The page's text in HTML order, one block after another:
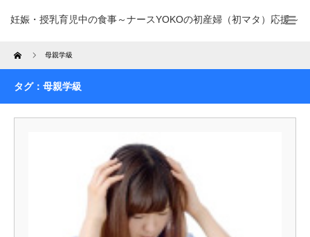
妊娠・授乳育児中の食事～ナースYOKOの初産婦（初マタ）応援～
Home 母親学級
タグ：母親学級